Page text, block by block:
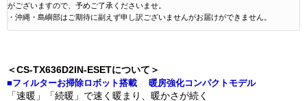
がございますので、予めご了承くださいませ。
・沖縄・島嶼部はご期待に副えず申し訳ございませんがお届けができません。
＜CS-TX636D2IN-ESETについて＞
■フィルターお掃除ロボット搭載 暖房強化コンパクトモデル
「速暖」「続暖」で速く暖まり、暖かさが続く